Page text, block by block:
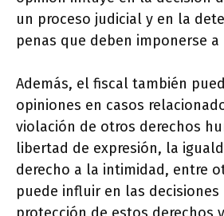
un proceso judicial y en la
penas que deben imponerse
Además, el fiscal también
opiniones en casos
violación de otros derechos
libertad de expresión, la
derecho a la intimidad, entre
puede influir en las decisiones